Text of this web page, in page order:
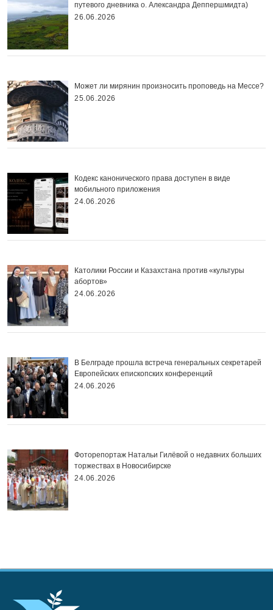
путевого дневника о. Александра Деппершмидта)
26.06.2026
Может ли мирянин произносить проповедь на Мессе?
25.06.2026
Кодекс канонического права доступен в виде
мобильного приложения
24.06.2026
Католики России и Казахстана против «культуры
абортов»
24.06.2026
В Белграде прошла встреча генеральных секретарей
Европейских епископских конференций
24.06.2026
Фоторепортаж Натальи Гилёвой о недавних больших
торжествах в Новосибирске
24.06.2026